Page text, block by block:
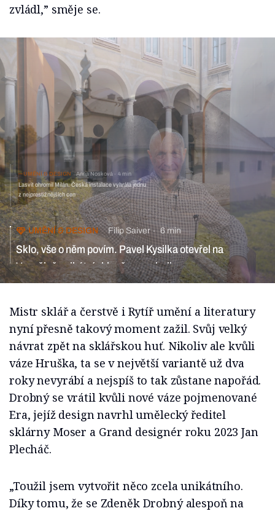
zvládl,” směje se.
Lasvit ohromil Milán. Česká instalace vyhrála jednu
z nejprestižnějších cen
UMĚNÍ & DESIGN Filip Saiver 6 min
Sklo, vše o něm povím. Pavel Kysilka otevřel na
Vysočině unikátní skleněnou galerii
Mistr sklář a čerstvě i Rytíř umění a literatury
nyní přesně takový moment zažil. Svůj velký
návrat zpět na sklářskou huť. Nikoliv ale kvůli
váze Hruška, ta se v největší variantě už dva
roky nevyrábí a nejspíš to tak zůstane napořád.
Drobný se vrátil kvůli nové váze pojmenované
Era, jejíž design navrhl umělecký ředitel
sklárny Moser a Grand designér roku 2023 Jan
Plecháč.
„Toužil jsem vytvořit něco zcela unikátního.
Díky tomu, že se Zdeněk Drobný alespoň na